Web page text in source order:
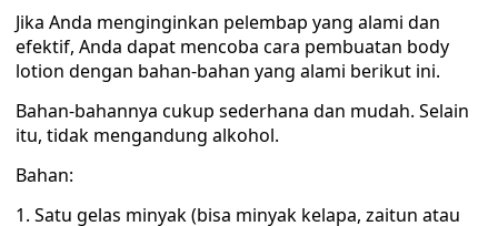
Jika Anda menginginkan pelembap yang alami dan
efektif, Anda dapat mencoba cara pembuatan body
lotion dengan bahan-bahan yang alami berikut ini.
Bahan-bahannya cukup sederhana dan mudah. Selain
itu, tidak mengandung alkohol.
Bahan:
1. Satu gelas minyak (bisa minyak kelapa, zaitun atau